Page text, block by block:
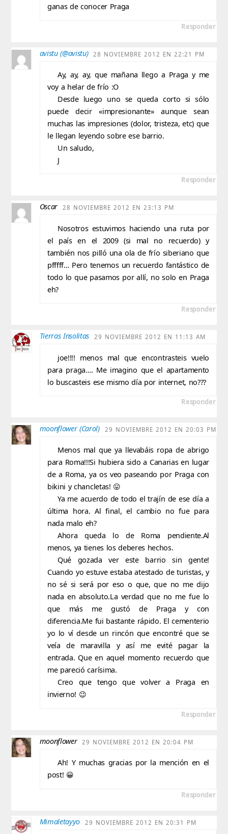
ganas de conocer Praga
Responder
avistu (@avistu) 28 NOVIEMBRE 2012 EN 22:21 PM
Ay, ay, ay, que mañana llego a Praga y me
voy a helar de frío :O
Desde luego uno se queda corto si sólo
puede decir «impresionante» aunque sean
muchas las impresiones (dolor, tristeza, etc) que
le llegan leyendo sobre ese barrio.
Un saludo,
J
Responder
Oscar 28 NOVIEMBRE 2012 EN 23:13 PM
Nosotros estuvimos haciendo una ruta por
el país en el 2009 (si mal no recuerdo) y
también nos pilló una ola de frío siberiano que
pfffff… Pero tenemos un recuerdo fantástico de
todo lo que pasamos por allí, no solo en Praga
eh?
Responder
Tierras Insolitas 29 NOVIEMBRE 2012 EN 11:13 AM
joe!!!! menos mal que encontrasteis vuelo
para praga…. Me imagino que el apartamento
lo buscasteis ese mismo día por internet, no???
Responder
moonflower (Carol) 29 NOVIEMBRE 2012 EN 20:03 PM
Menos mal que ya llevabáis ropa de abrigo
para Roma!!!Si hubiera sido a Canarias en lugar
de a Roma, ya os veo paseando por Praga con
bikini y chancletas! 😛
Ya me acuerdo de todo el trajín de ese día a
última hora. Al final, el cambio no fue para
nada malo eh?
Ahora queda lo de Roma pendiente.Al
menos, ya tienes los deberes hechos.
Qué gozada ver este barrio sin gente!
Cuando yo estuve estaba atestado de turistas, y
no sé si será por eso o que, que no me dijo
nada en absoluto.La verdad que no me fue lo
que más me gustó de Praga y con
diferencia.Me fui bastante rápido. El cementerio
yo lo ví desde un rincón que encontré que se
veía de maravilla y así me evité pagar la
entrada. Que en aquel momento recuerdo que
me pareció carísima.
Creo que tengo que volver a Praga en
invierno! 😉
Responder
moonflower 29 NOVIEMBRE 2012 EN 20:04 PM
Ah! Y muchas gracias por la mención en el
post! 😀
Responder
Mimaletayyo 29 NOVIEMBRE 2012 EN 20:31 PM